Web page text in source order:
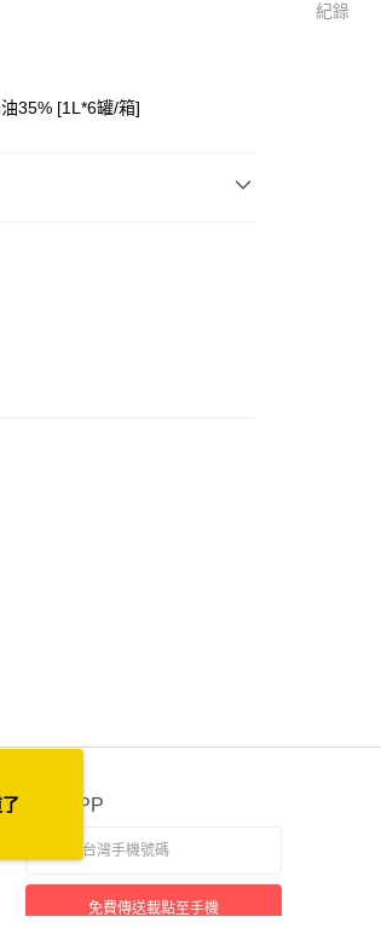
35% [1L*6罐/箱]
官方APP
免費傳送載點至手機
紀錄